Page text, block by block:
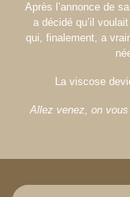
Après l’annonce de
a décidé qu’il
qui, finalement, a
La viscose
Allez venez, on